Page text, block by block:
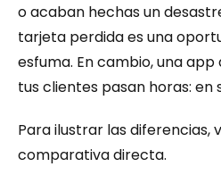
o acaban hechas un
tarjeta perdida es una
esfuma. En cambio, una
tus clientes pasan horas: en
Para ilustrar las diferencias,
comparativa directa.